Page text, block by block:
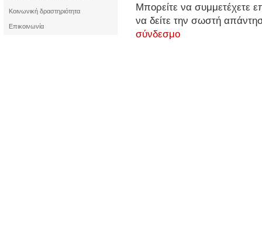
Κοινωνική δραστηριότητα
Επικοινωνία
Μπορείτε να συμμετέχετε
να δείτε την σωστή
σύνδεσμο